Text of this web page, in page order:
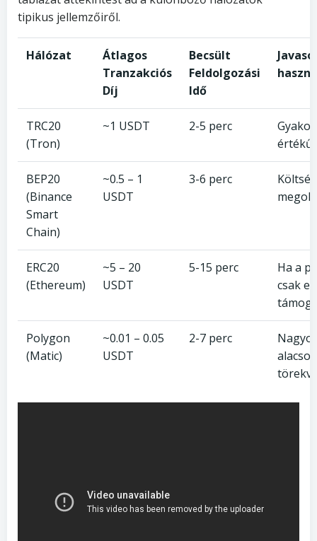
tipikus jellemzőiről.
Hálózat
Átlagos
Tranzakciós
Díj
Becsült
Feldolgozási
Idő
TRC20
(Tron)
~1 USDT 2-5 perc
értékű
BEP20
(Binance
Smart
Chain)
~0.5 – 1
USDT
3-6 perc
ERC20
(Ethereum)
~5 – 20
USDT
5-15 perc
Ha a
csak
Polygon
(Matic)
~0.01 – 0.05
USDT
2-7 perc